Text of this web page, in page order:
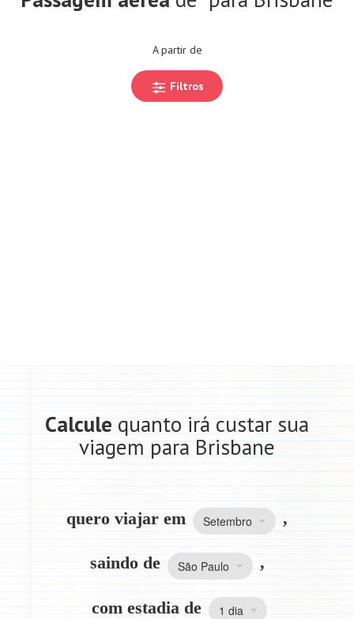
A partir de
Filtros
Calcule quanto irá custar sua
viagem para Brisbane
quero viajar em Setembro ,
saindo de São Paulo ,
com estadia de 1 dia